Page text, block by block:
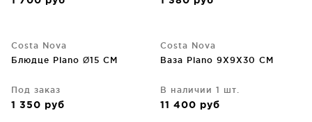
Costa Nova
Блюдце Plano Ø15 CM
Под заказ
1 350 руб
Costa Nova
Ваза Plano 9X9X30 CM
В наличии 1 шт.
11 400 руб